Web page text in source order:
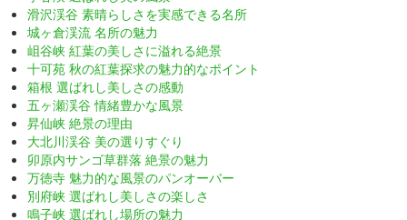
滑沢渓谷 素晴らしさを実感できる名所
城ヶ倉渓流 名所の魅力
岨谷峡 紅葉の美しさに溢れる絶景
十可苑 秋の紅葉探求の魅力的なポイント
箱根 選ばれし美しさの感動
五ヶ瀬渓谷 情緒豊かな風景
昇仙峡 絶景の理由
大北川渓谷 美の選りすぐり
卯原内サンゴ草群落 絶景の魅力
万徳寺 魅力的な風景のパンオーバー
別府峡 選ばれし美しさの楽しさ
鳴子峡 選ばれし場所の魅力